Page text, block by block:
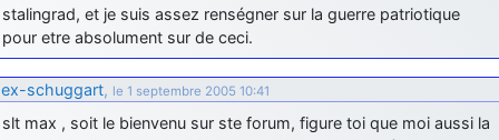
année!
jericho: Merci D9pouces, à mon tour de souhaiter un Joyeux Noël
et de bonnes fêtes de fin d'année.
d9pouces: Joyeux Noël à tous !
d9pouces: mais tu peux tenter l'un des rares lycées militaires
stalingrad, et je suis assez renségner sur la guerre patriotique
pour etre absolument sur de ceci.
ex-schuggart, le 1 septembre 2005 10:41
slt max , soit le bienvenu sur ste forum, figure toi que moi aussi la